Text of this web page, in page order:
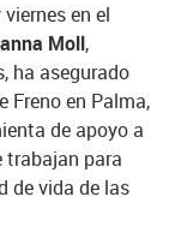
en el
Moll,
ha asegurado
Freno en Palma,
de apoyo a
trabajan para
de vida de las